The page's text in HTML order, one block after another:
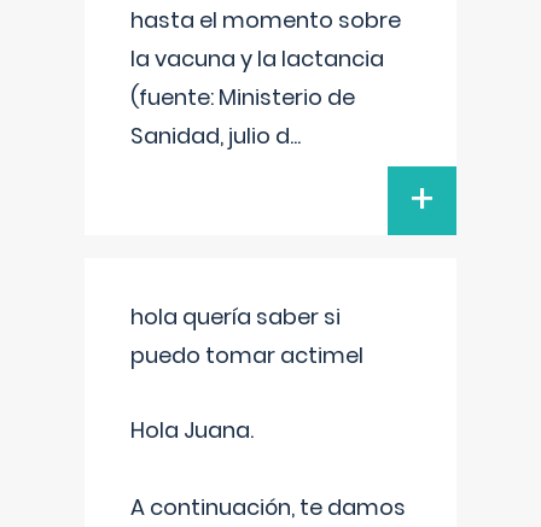
hasta el momento sobre
la vacuna y la lactancia
(fuente: Ministerio de
Sanidad, julio d...
+
hola quería saber si
puedo tomar actimel
Hola Juana.
A continuación, te damos